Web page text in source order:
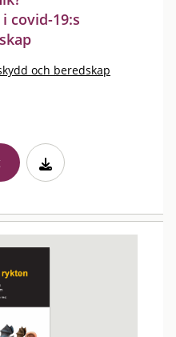
covid-19:s
och beredskap